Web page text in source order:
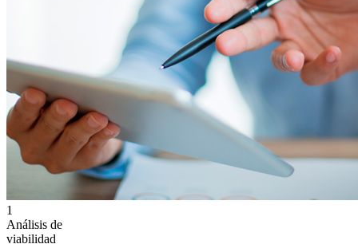
1
Análisis de
viabilidad